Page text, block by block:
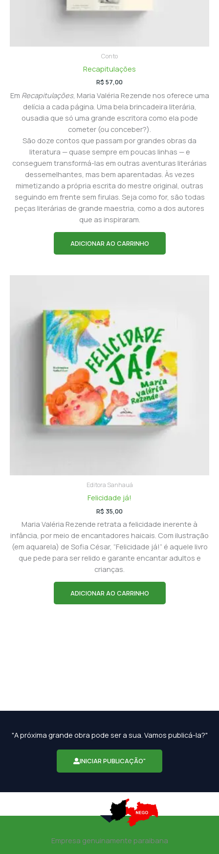
Conto
Recapitulações
R$ 57,00
Em Recapitulações, Maria Valéria Rezende nos oferece uma
delícia a cada página. Uma bela brincadeira literária,
ousadia que só uma grande escritora como ela pode
cometer (ou conceber?).
São doze contos que passam por grandes obras da
literatura — quase sempre em poucas linhas — e
conseguem transformá-las em outras aventuras literárias
dessemelhantes, mas bem aparentadas. Às vezes
mimetizando a própria escrita do mestre original, outras
seguindo em frente sem firulas. Seja como for, são todas
peças literárias de grande maestria, como a dos autores
que as inspiraram.
ADICIONAR AO CARRINHO
Editora Sanhauá
Felicidade já!
R$ 35,00
Maria Valéria Rezende retrata a felicidade inerente à
infância, por meio de encantadores haicais. Com ilustração
(em aquarela) de Sofia César, “Felicidade já!” é aquele livro
que pede para ser relido e garante encantar adultos e
crianças.
ADICIONAR AO CARRINHO
"A próxima grande obra pode ser a sua. Vamos publicá-la?"
INICIAR PUBLICAÇÃO"
Empresa genuinamente paraibana